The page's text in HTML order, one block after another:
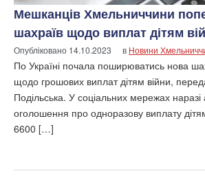
Мешканців Хмельниччини
шахраїв щодо виплат дітям
Опубліковано 14.10.2023 в Новини
По Україні почала поширюватись нова
щодо грошових виплат дітям війни,
Подільська. У соціальних мережах
оголошення про одноразову виплату
6600 […]